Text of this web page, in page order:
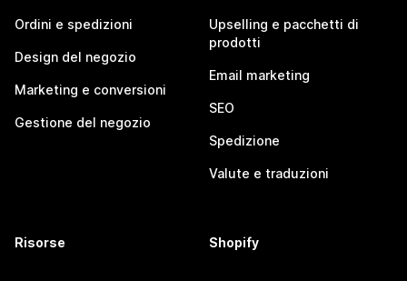
Ordini e spedizioni
Design del negozio
Marketing e conversioni
Gestione del negozio
Upselling e pacchetti di
prodotti
Email marketing
SEO
Spedizione
Valute e traduzioni
Risorse Shopify